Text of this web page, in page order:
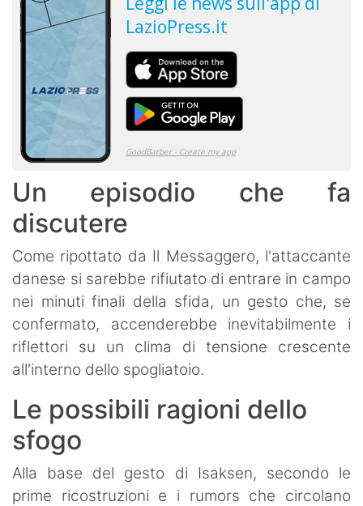
Un episodio che fa
discutere
Come ripottato da Il Messaggero, l'attaccante
danese si sarebbe rifiutato di entrare in campo
nei minuti finali della sfida, un gesto che, se
confermato, accenderebbe inevitabilmente i
riflettori su un clima di tensione crescente
all'interno dello spogliatoio.
Le possibili ragioni dello
sfogo
​Alla base del gesto di Isaksen, secondo le
prime ricostruzioni e i rumors che circolano